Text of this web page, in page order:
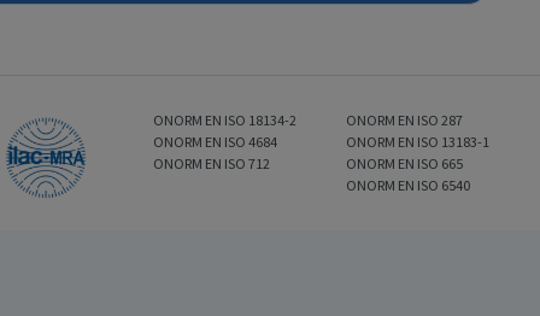
ONORM EN ISO 18134-2
ONORM EN ISO 4684
ONORM EN ISO 712
ONORM EN ISO 287
ONORM EN ISO 13183-1
ONORM EN ISO 665
ONORM EN ISO 6540